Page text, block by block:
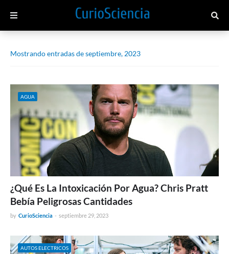
Mostrando entradas de septiembre, 2023
AGUA
¿Qué Es La Intoxicación Por Agua? Chris Pratt
Bebía Peligrosas Cantidades
by CurioSciencia - septiembre 29, 2023
AUTOS ELECTRICOS